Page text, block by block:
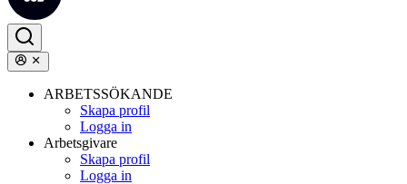
ARBETSSÖKANDE
Skapa profil
Logga in
Arbetsgivare
Skapa profil
Logga in